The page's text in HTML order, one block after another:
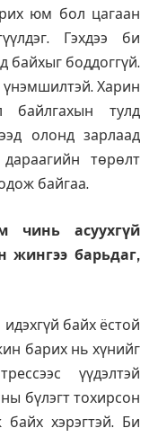
юм бол цагаан
Гэхдээ би
байхыг боддоггүй.
үнэмшилтэй. Харин
байлгахын тулд
олонд зарлаад
төрөлт
байгаа.
чинь асуухгүй
жингээ барьдаг,
байх ёстой
барих нь хүнийг
үүдэлтэй
бүлэгт тохирсон
байх хэрэгтэй. Би